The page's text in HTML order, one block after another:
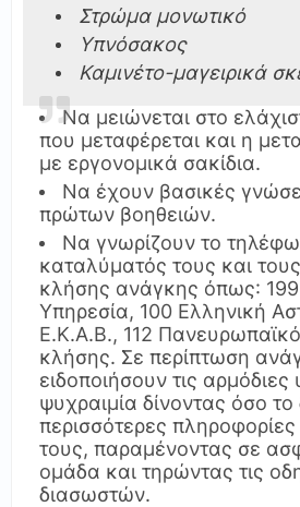
Στρώμα μονωτικό
Υπνόσακος
Καμινέτο-μαγειρικά
Να μειώνεται στο
που μεταφέρεται και η
με εργονομικά σακίδια.
Να έχουν βασικές
πρώτων βοηθειών.
Να γνωρίζουν το
καταλύματός τους και
κλήσης ανάγκης όπως:
Yπηρεσία, 100 Ελληνική
Ε.Κ.Α.Β., 112
κλήσης. Σε περίπτωση
ειδοποιήσουν τις αρμόδιες
ψυχραιμία δίνοντας όσο
περισσότερες
τους, παραμένοντας σε
ομάδα και τηρώντας τις
διασωστών.